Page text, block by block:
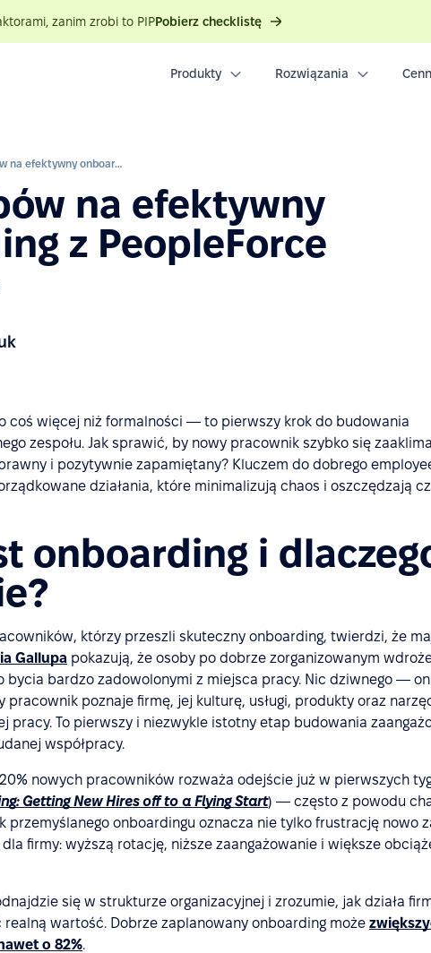
zanim zrobi to PIPPobierz checklistę
Produkty Rozwiązania
5 sposobów na efektywny onboarding z PeopleForce
na efektywny
z PeopleForce
coś więcej niż formalności — to pierwszy krok do budowania
zespołu. Jak sprawić, by nowy pracownik szybko się
i pozytywnie zapamiętany? Kluczem do dobrego
działania, które minimalizują chaos i oszczędzają
onboarding i
którzy przeszli skuteczny onboarding, twierdzi, że
Gallupa pokazują, że osoby po dobrze zorganizowanym
bycia bardzo zadowolonymi z miejsca pracy. Nic dziwnego —
pracownik poznaje firmę, jej kulturę, usługi, produkty oraz
pracy. To pierwszy i niezwykle istotny etap budowania
współpracy.
nowych pracowników rozważa odejście już w pierwszych
Getting New Hires off to a Flying Start) — często z powodu
przemyślanego onboardingu oznacza nie tylko frustrację nowo
firmy: wyższą rotację, niższe zaangażowanie i większe
się w strukturze organizacyjnej i zrozumie, jak działa
wartość. Dobrze zaplanowany onboarding może
o 82%.